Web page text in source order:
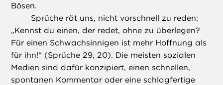
Bösen.
Sprüche rät uns, nicht vorschnell zu reden:
„Kennst du einen, der redet, ohne zu überlegen?
Für einen Schwachsinnigen ist mehr Hoffnung als
für ihn!“ (Sprüche 29, 20). Die meisten sozialen
Medien sind dafür konzipiert, einen schnellen,
spontanen Kommentar oder eine schlagfertige